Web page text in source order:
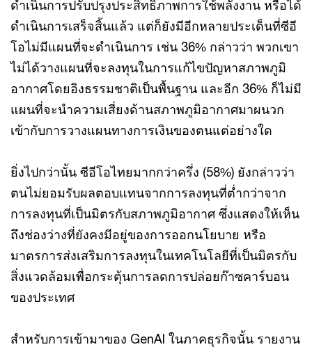
ดำเนินการปรับปรุงประสิทธิภาพการใช้พลังงาน หรือได้
ดำเนินการเสร็จสิ้นแล้ว แต่ก็ยังมีอีกหลายประเด็นที่ซีอี
โอไม่มีแผนที่จะดำเนินการ เช่น 36% กล่าวว่า พวกเขา
ไม่ได้วางแผนที่จะลงทุนในการแก้ไขปัญหาสภาพภูมิ
อากาศโดยอิงธรรมชาติเป็นพื้นฐาน และอีก 36% ก็ไม่มี
แผนที่จะนำความเสี่ยงด้านสภาพภูมิอากาศมาผนวก
เข้ากับการวางแผนทางการเงินของตนแต่อย่างใด
ยิ่งไปกว่านั้น ซีอีโอไทยมากกว่าครึ่ง (58%) ยังกล่าวว่า
ตนไม่ยอมรับผลตอบแทนจากการลงทุนที่ต่ำกว่าจาก
การลงทุนที่เป็นมิตรกับสภาพภูมิอากาศ ซึ่งแสดงให้เห็น
ถึงช่องว่างที่ยังคงมีอยู่ของการออกนโยบาย หรือ
มาตรการส่งเสริมการลงทุนในเทคโนโลยีที่เป็นมิตรกับ
สิ่งแวดล้อมเพื่อกระตุ้นการลดการปล่อยก๊าซคาร์บอน
ของประเทศ
สำหรับการเข้ามาของ GenAI ในภาคธุรกิจนั้น รายงาน